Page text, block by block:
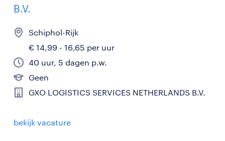
B.V.
Schiphol-Rijk
€ 14,99 - 16,65 per uur
40 uur, 5 dagen p.w.
Geen
GXO LOGISTICS SERVICES NETHERLANDS B.V.
bekijk vacature